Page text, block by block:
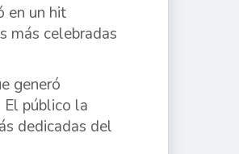
en un hit
más celebradas
generó
público la
dedicadas del